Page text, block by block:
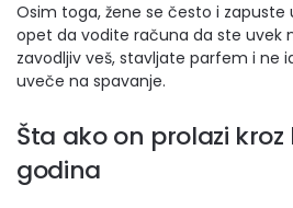
Osim toga, žene se često i zapuste
opet da vodite računa da ste uvek
zavodljiv veš, stavljate parfem i ne
uveče na spavanje.
Šta ako on prolazi
godina